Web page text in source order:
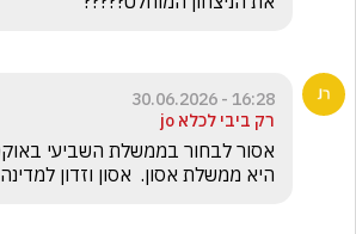
16:28 - 30.06.2026
רק ביבי לכלא jo
היא ממשלת אסון.  אסון וזדון למדינה